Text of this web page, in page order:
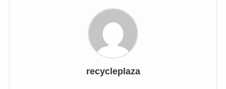
recycleplaza